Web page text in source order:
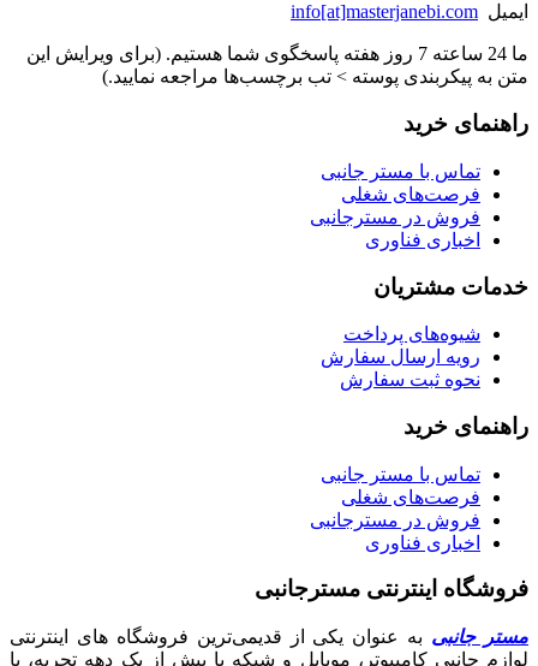
ایمیل info[at]masterjanebi.com
ما 24 ساعته 7 روز هفته پاسخگوی شما هستیم. (برای ویرایش این
متن به پیکربندی پوسته > تب برچسب‌ها مراجعه نمایید.)
راهنمای خرید
تماس با مستر جانبی
فرصت‌های شغلی
فروش در مسترجانبی
اخباری فناوری
خدمات مشتریان
شیوه‌های پرداخت
رویه ارسال سفارش
نحوه ثبت سفارش
راهنمای خرید
تماس با مستر جانبی
فرصت‌های شغلی
فروش در مسترجانبی
اخباری فناوری
فروشگاه اینترنتی مسترجانبی
مستر جانبی به عنوان یکی از قدیمی‌ترین فروشگاه های اینترنتی
لوازم جانبی کامپیوتر، موبایل و شبکه با بیش از یک دهه تجربه، با